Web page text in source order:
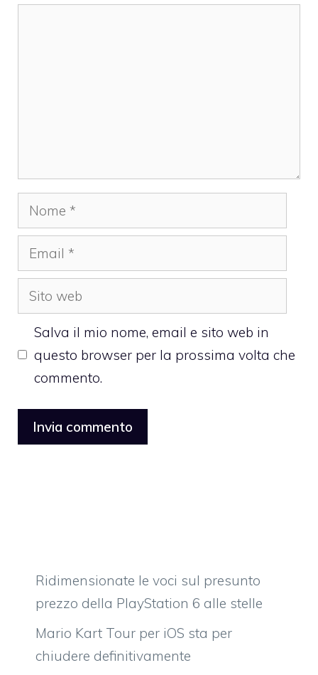
Nome
Email
Sito
web
Salva il mio nome, email e sito web in
questo browser per la prossima volta che
commento.
Ridimensionate le voci sul presunto
prezzo della PlayStation 6 alle stelle
Mario Kart Tour per iOS sta per
chiudere definitivamente